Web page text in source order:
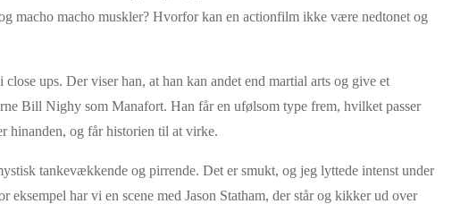
macho macho muskler? Hvorfor kan en actionfilm ikke være nedtonet og
ups. Der viser han, at han kan andet end martial arts og give et
Bill Nighy som Manafort. Han får en ufølsom type frem, hvilket passer
hinanden, og får historien til at virke.
tankevækkende og pirrende. Det er smukt, og jeg lyttede intenst under
har vi en scene med Jason Statham, der står og kikker ud over